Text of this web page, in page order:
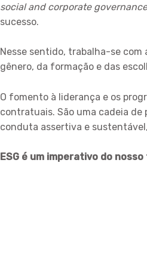
social and corporate governance
sucesso.
Nesse sentido, trabalha-se
gênero, da formação e das
O fomento à liderança e os
contratuais. São uma cadeia de
conduta assertiva e
ESG é um imperativo do